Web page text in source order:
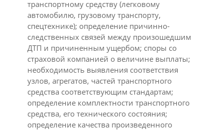
транспортному средству (легковому
автомобилю, грузовому транспорту,
спецтехнике); определение причинно-
следственных связей между произошедшим
ДТП и причиненным ущербом; споры со
страховой компанией о величине выплаты;
необходимость выявления соответствия
узлов, агрегатов, частей транспортного
средства соответствующим стандартам;
определение комплектности транспортного
средства, его технического состояния;
определение качества произведенного